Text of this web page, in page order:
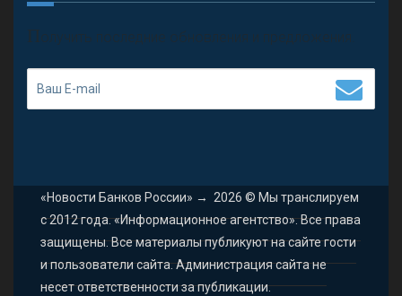
П олучить последние обновления и предложения.
«Новости Банков России» → 2026 © Мы транслируем
с 2012 года. «Информационное агентство». Все права
защищены. Все материалы публикуют на сайте гости
и пользователи сайта. Администрация сайта не
несет ответственности за публикации.